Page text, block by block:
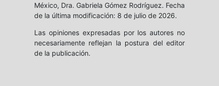
México, Dra. Gabriela Gómez Rodríguez. Fecha
de la última modificación: 8 de julio de 2026.
Las opiniones expresadas por los autores no
necesariamente reflejan la postura del editor
de la publicación.